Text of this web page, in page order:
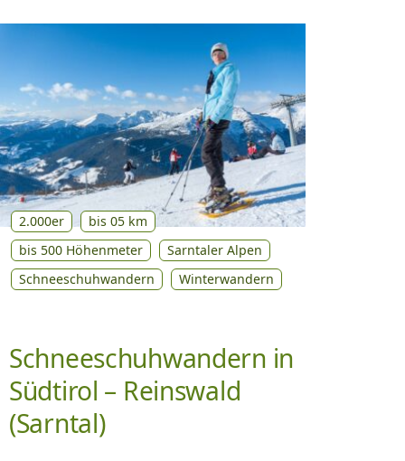
2.000er
bis 05 km
bis 500 Höhenmeter
Sarntaler Alpen
Schneeschuhwandern
Winterwandern
Schneeschuhwandern in
Südtirol – Reinswald
(Sarntal)